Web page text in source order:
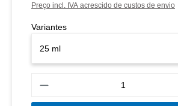
Preço incl. IVA acrescido de custos de envio
Variantes